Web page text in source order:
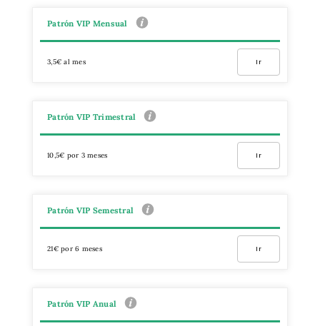
Patrón VIP Mensual
3,5€ al mes Ir
Patrón VIP Trimestral
10,5€ por 3 meses Ir
Patrón VIP Semestral
21€ por 6 meses Ir
Patrón VIP Anual